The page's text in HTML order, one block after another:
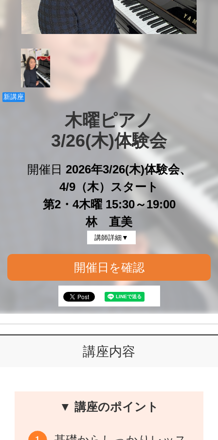
新講座
木曜ピアノ
3/26(木)体験会
開催日 2026年3/26(木)体験会、
4/9（木）スタート
第2・4木曜 15:30～19:00
林 直美
講師詳細▼
開催日を確認
講座内容
▼ 講座のポイント